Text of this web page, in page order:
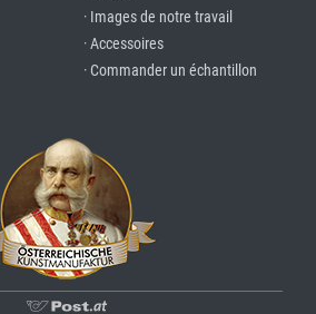
· Images de notre travail
· Accessoires
· Commander un échantillon